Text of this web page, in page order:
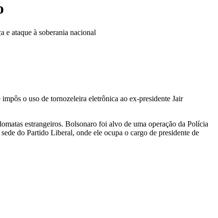
e ataque à soberania nacional
o uso de tornozeleira eletrônica ao ex-presidente Jair
estrangeiros. Bolsonaro foi alvo de uma operação da Polícia
do Partido Liberal, onde ele ocupa o cargo de presidente de